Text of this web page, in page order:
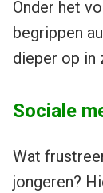
Onder het
begrippen
dieper op in
Sociale
Wat
jongeren?